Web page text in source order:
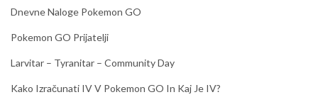
Dnevne Naloge Pokemon GO
Pokemon GO Prijatelji
Larvitar – Tyranitar – Community Day
Kako Izračunati IV V Pokemon GO In Kaj Je IV?